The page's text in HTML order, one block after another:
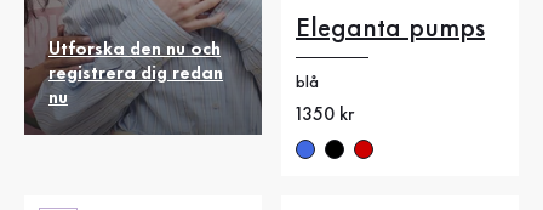
Utforska den nu och
registrera dig redan
nu
Eleganta pumps
blå
Nytt pris
1350 kr